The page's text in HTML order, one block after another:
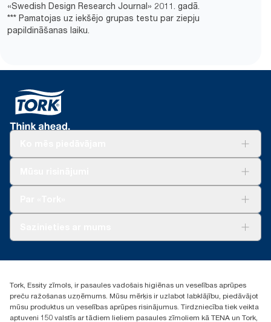
«Swedish Design Research Journal» 2011. gadā.
*** Pamatojas uz iekšējo grupas testu par ziepju
papildināšanas laiku.
+371 29141799
Atrast izplatītāju
Ulbrokas street 19A
Riga, Latvija
Tork, Essity zīmols, ir pasaules vadošais higiēnas un veselības aprūpes
preču ražošanas uzņēmums. Mūsu mērķis ir uzlabot labklājību, piedāvājot
mūsu produktus un veselības aprūpes risinājumus. Tirdzniecība tiek veikta
aptuveni 150 valstīs ar tādiem lieliem pasaules zīmoliem kā TENA un Tork,